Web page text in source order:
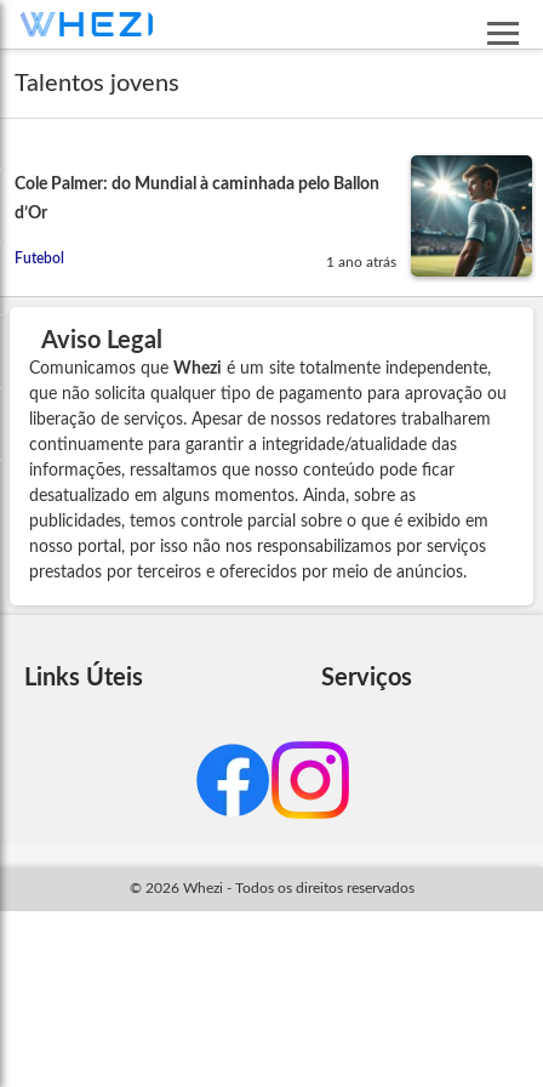
Talentos jovens
Cole Palmer: do Mundial à caminhada pelo Ballon
d’Or
Futebol 1 ano atrás
Aviso Legal
Comunicamos que Whezi é um site totalmente independente,
que não solicita qualquer tipo de pagamento para aprovação ou
liberação de serviços. Apesar de nossos redatores trabalharem
continuamente para garantir a integridade/atualidade das
informações, ressaltamos que nosso conteúdo pode ficar
desatualizado em alguns momentos. Ainda, sobre as
publicidades, temos controle parcial sobre o que é exibido em
nosso portal, por isso não nos responsabilizamos por serviços
prestados por terceiros e oferecidos por meio de anúncios.
Links Úteis Serviços
© 2026 Whezi - Todos os direitos reservados